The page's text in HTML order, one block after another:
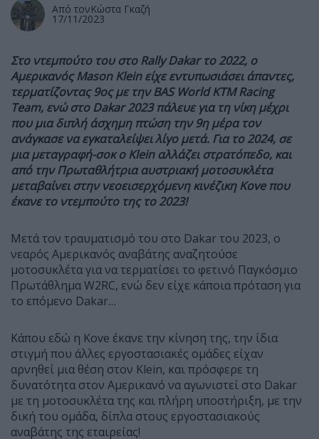
Από τονΚώστα Γκαζή
17/11/2023
Στο ντεμπούτο του στοRally Dakarτο 2022, ο
ΑμερικανόςMason Kleinείχε εντυπωσιάσει άπαντες,
τερματίζοντας 9ος με τηνBAS World KTM Racing
Team, ενώ στοDakar2023 πάλευε για τη νίκη μέχρι
που μια διπλή άσχημη πτώση την 9η μέρα τον
ανάγκασε να εγκαταλείψει λίγο μετά. Για το 2024, σε
μια μεταγραφή-σοκ οKlein αλλάζει στρατόπεδο, και
από την Πρωταθλήτρια αυστριακή μοτοσυκλέτα
μεταβαίνει στην νεοεισερχόμενη κινέζικηKove που
έκανε το ντεμπούτο της το 2023!
Μετά τον τραυματισμό του στο Dakar του 2023, ο
νεαρός Αμερικανός αναβάτης αναζητούσε
μοτοσυκλέτα για να τερματίσει το φετινό Παγκόσμιο
ΠρωτάθλημαW2RC, ενώ δεν είχε κάποια πρόταση για
το επόμενο Dakar…
Κάπου εδώ η Kove έκανε την κίνηση της, την ίδια
στιγμή που άλλες εργοστασιακές ομάδες είχαν
αρνηθεί μια θέση στον Klein, και πρόσφερε τη
δυνατότητα στον Αμερικανό να αγωνιστεί στο Dakar
με τη μοτοσυκλέτα της και πλήρη υποστήριξη, με την
δική του ομάδα, δίπλα στους εργοστασιακούς
αναβάτης της εταιρείας!